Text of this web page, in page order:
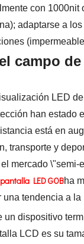
con
adaptarse a
campo
LED
han
está en
transporte y
mercado
LED GOBha
una tendencia a la
dispositivo
LCD es su